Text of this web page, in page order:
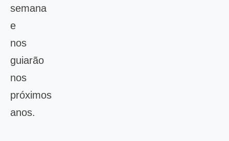
semana
e
nos
guiarão
nos
próximos
anos.